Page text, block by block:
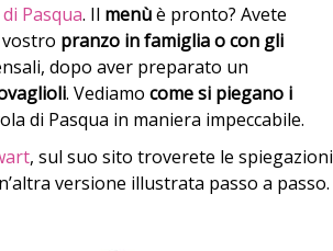
Pasqua. Il menùè pronto? Avete
pranzo in famiglia o con gli
dopo aver preparato un
. Vediamo come si piegano i
di Pasqua in maniera impeccabile.
, sul suo sito troverete le spiegazioni
versione illustrata passo a passo.